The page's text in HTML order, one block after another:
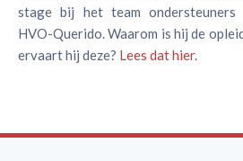
stage bij het team ondersteuners
HVO-Querido. Waarom is hij de
ervaart hij deze? Lees dat hier.